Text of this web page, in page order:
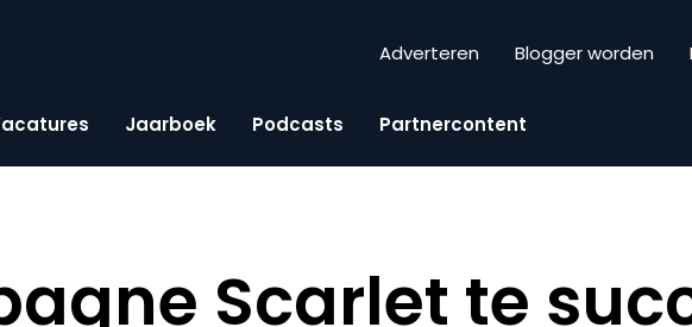
Adverteren Blogger worden
Jaarboek Podcasts Partnercontent
Scarlet te